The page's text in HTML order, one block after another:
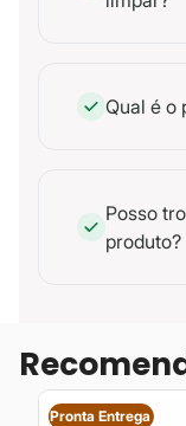
Qual é o
Posso
produto?
Pronta Entrega